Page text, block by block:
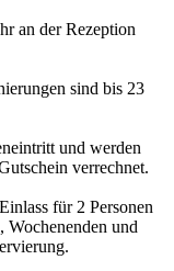
an der Rezeption
sind bis 23
und werden
verrechnet.
für 2 Personen
Wochenenden und